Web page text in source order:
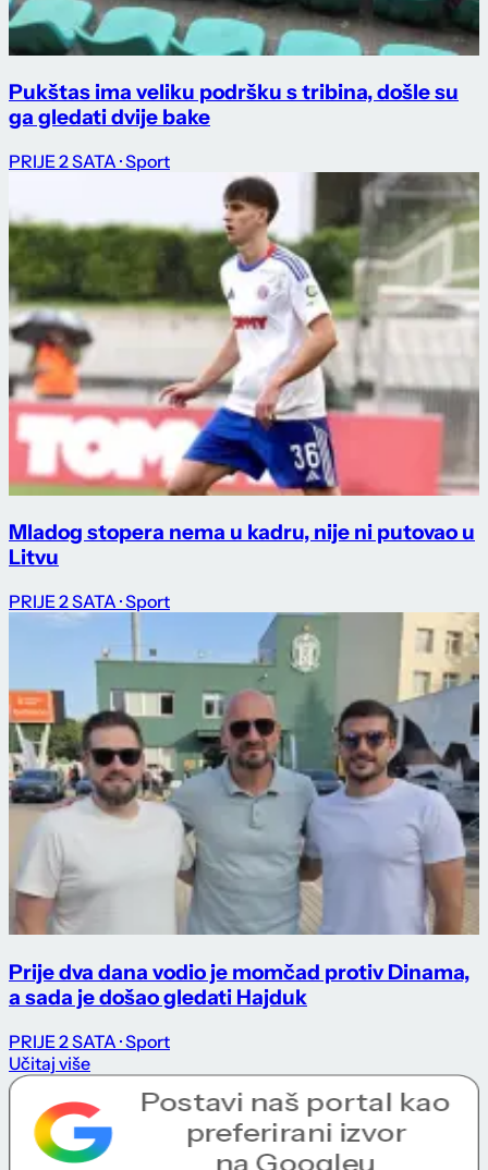
Pukštas ima veliku podršku s tribina, došle su
ga gledati dvije bake
PRIJE 2 SATA · Sport
Mladog stopera nema u kadru, nije ni putovao u
Litvu
PRIJE 2 SATA · Sport
Prije dva dana vodio je momčad protiv Dinama,
a sada je došao gledati Hajduk
PRIJE 2 SATA · Sport
Učitaj više